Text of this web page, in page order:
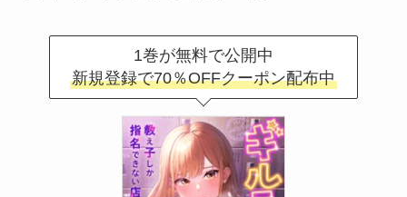
1巻が無料で公開中
新規登録で70％OFFクーポン配布中